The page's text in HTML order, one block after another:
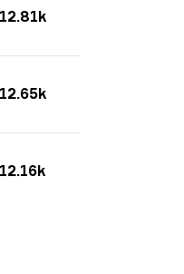
12.81k
12.65k
12.16k